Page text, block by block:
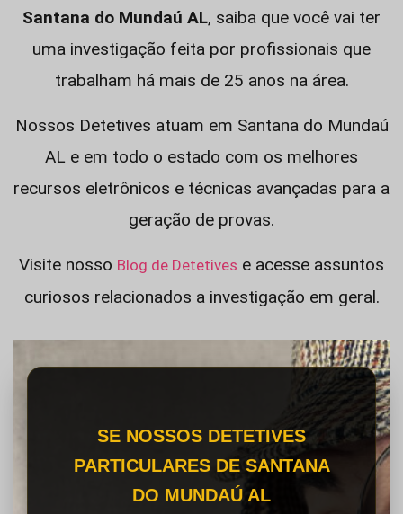
Santana do Mundaú AL, saiba que você vai ter
uma investigação feita por profissionais que
trabalham há mais de 25 anos na área.
Nossos Detetives atuam em Santana do Mundaú
AL e em todo o estado com os melhores
recursos eletrônicos e técnicas avançadas para a
geração de provas.
Visite nosso Blog de Detetives e acesse assuntos
curiosos relacionados a investigação em geral.
SE NOSSOS DETETIVES
PARTICULARES DE SANTANA
DO MUNDAÚ AL